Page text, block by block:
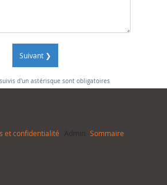
Suivant ❯
d'un astérisque sont obligatoires
et confidentialité Admin Sommaire